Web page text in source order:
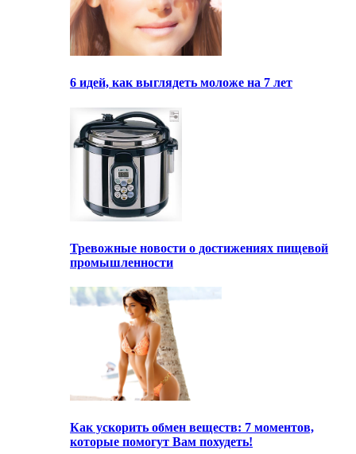
6 идей, как выглядеть моложе на 7 лет
Тревожные новости о достижениях пищевой
промышленности
Как ускорить обмен веществ: 7 моментов,
которые помогут Вам похудеть!